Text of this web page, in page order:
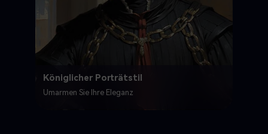
Königlicher Porträtstil
Umarmen Sie Ihre Eleganz